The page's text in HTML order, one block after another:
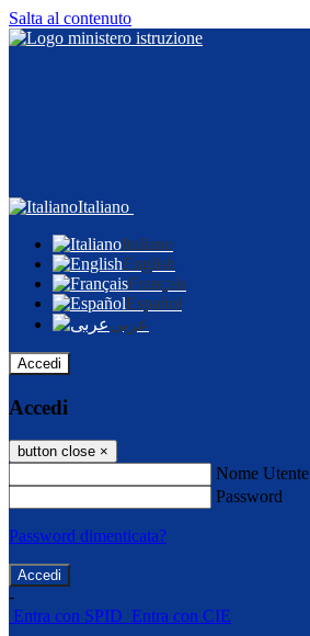
Salta al contenuto
Italiano
Italiano
English
Français
Español
عربى
Accedi
Accedi
button close ×
Nome Utente
Password
Password dimenticata?
-
Entra con SPID Entra con CIE